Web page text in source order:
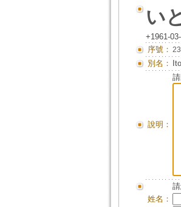
い
+1961-
序號：
別名：
說明：
姓名：